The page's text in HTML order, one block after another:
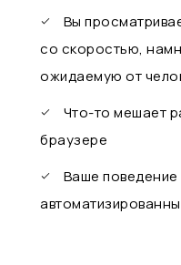
Вы
со скоростью,
ожидаемую от
Что-то мешает
браузере
Ваше